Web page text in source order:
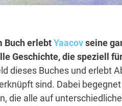
Buch erlebtYaacovseine
Geschichte, die speziell
dieses Buches und erlebt
sind. Dabei
die alle auf